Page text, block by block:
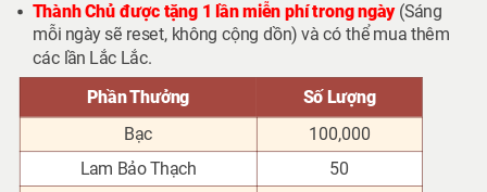
Thành Chủ được tặng 1 lần miễn phí trong ngày(Sáng
mỗi ngày sẽ reset, không cộng dồn) và có thể mua thêm
các lần Lắc Lắc.
Phần Thưởng Số Lượng
Bạc 100,000
Lam Bảo Thạch
50